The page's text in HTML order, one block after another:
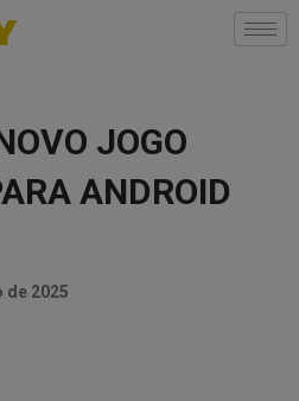
JOGO
ANDROID
de 2025